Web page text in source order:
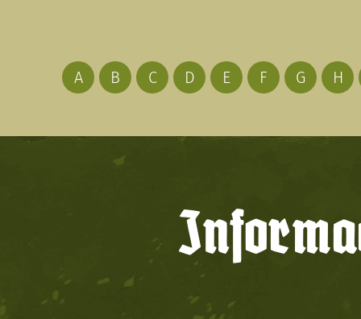
A B C D E F G H